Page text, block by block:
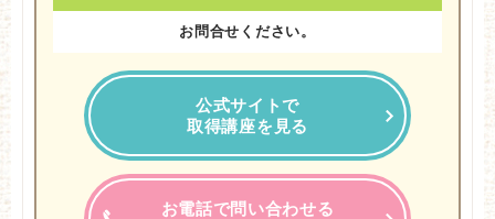
お問合せください。
公式サイトで
取得講座を見る
お電話で問い合わせる